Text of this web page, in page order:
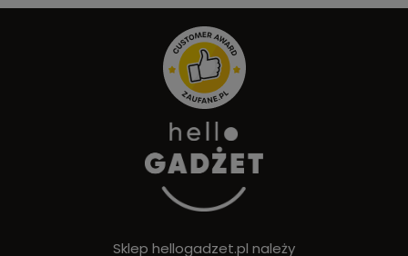
Sklep hellogadzet.pl należy